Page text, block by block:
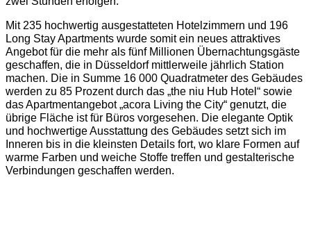
Mit 235 hochwertig ausgestatteten Hotelzimmern und 196
Long Stay Apartments wurde somit ein neues attraktives
Angebot für die mehr als fünf Millionen Übernachtungsgäste
geschaffen, die in Düsseldorf mittlerweile jährlich Station
machen. Die in Summe 16 000 Quadratmeter des Gebäudes
werden zu 85 Prozent durch das „the niu Hub Hotel“ sowie
das Apartmentangebot „acora Living the City“ genutzt, die
übrige Fläche ist für Büros vorgesehen. Die elegante Optik
und hochwertige Ausstattung des Gebäudes setzt sich im
Inneren bis in die kleinsten Details fort, wo klare Formen auf
warme Farben und weiche Stoffe treffen und gestalterische
Verbindungen geschaffen werden.